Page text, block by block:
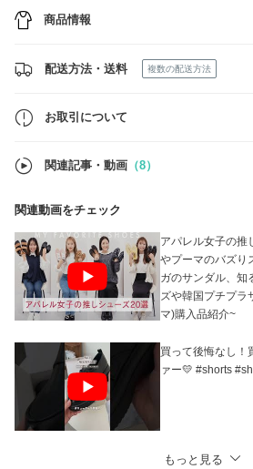
https://www.buyma.com/item/102978767/
◆お探しのアイテムがございましたら指名リ
◇ご注文の前に必ず【お取引について】をお
商品情報
配送方法・送料 複数の配送方法
お取引について
関連記事・動画 （8）
関連動画をチェック
アパレル女子の推
やプーマのバズり
ガのサンダル、知
ズや韓国プチプラ
マ)購入品紹介~
買って後悔なし！
ァー💛 #shorts
もっと見る